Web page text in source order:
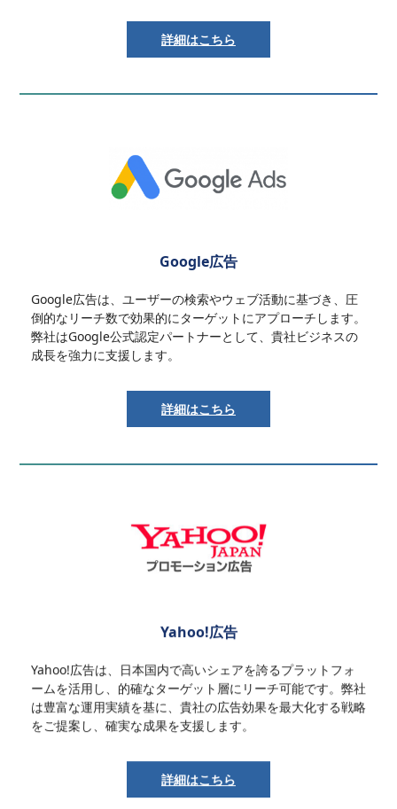
詳細はこちら
Google広告
Google広告は、ユーザーの検索やウェブ活動に基づき、圧
倒的なリーチ数で効果的にターゲットにアプローチします。
弊社はGoogle公式認定パートナーとして、貴社ビジネスの
成長を強力に支援します。
詳細はこちら
Yahoo!広告
Yahoo!広告は、日本国内で高いシェアを誇るプラットフォ
ームを活用し、的確なターゲット層にリーチ可能です。弊社
は豊富な運用実績を基に、貴社の広告効果を最大化する戦略
をご提案し、確実な成果を支援します。
詳細はこちら